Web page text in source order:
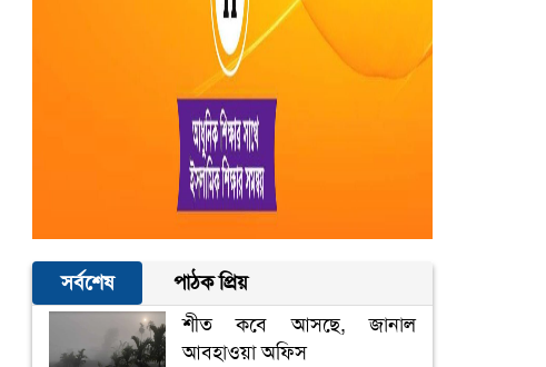
সর্বশেষ
পাঠক প্রিয়
শীত কবে আসছে, জানাল
আবহাওয়া অফিস